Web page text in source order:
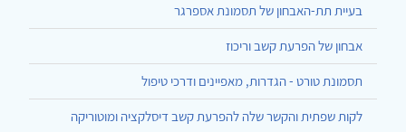
בעיית תת-האבחון של תסמונת אספרגר
אבחון של הפרעת קשב וריכוז
תסמונת טורט - הגדרות, מאפיינים ודרכי טיפול
לקות שפתית והקשר שלה להפרעת קשב דיסלקציה ומוטוריקה